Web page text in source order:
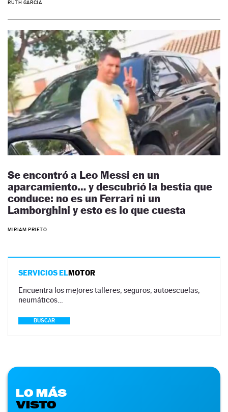
RUTH GARCÍA
Se encontró a Leo Messi en un
aparcamiento… y descubrió la bestia que
conduce: no es un Ferrari ni un
Lamborghini y esto es lo que cuesta
MIRIAM PRIETO
SERVICIOS ELMOTOR
Encuentra los mejores talleres, seguros, autoescuelas,
neumáticos…
BUSCAR
LO MÁS
VISTO